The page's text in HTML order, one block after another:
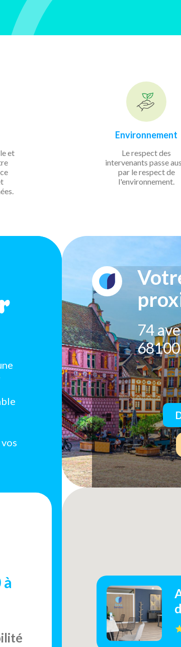
et
Environnement
Le respect des
intervenants passe
par le respect de
l'environnement.
74